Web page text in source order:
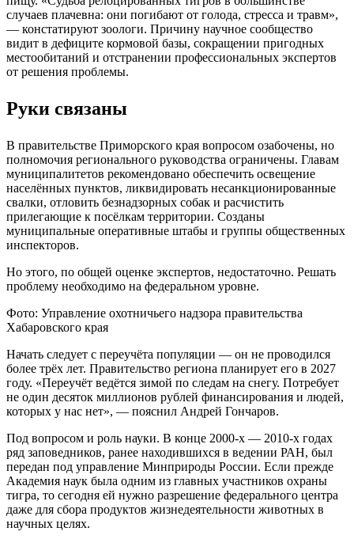
случаев плачевна: они погибают от голода, стресса и травм»,
— констатируют зоологи. Причину научное сообщество
видит в дефиците кормовой базы, сокращении пригодных
местообитаний и отстранении профессиональных экспертов
от решения проблемы.
Руки связаны
В правительстве Приморского края вопросом озабочены, но
полномочия регионального руководства ограничены. Главам
муниципалитетов рекомендовано обеспечить освещение
населённых пунктов, ликвидировать несанкционированные
свалки, отловить безнадзорных собак и расчистить
прилегающие к посёлкам территории. Созданы
муниципальные оперативные штабы и группы общественных
инспекторов.
Но этого, по общей оценке экспертов, недостаточно. Решать
проблему необходимо на федеральном уровне.
Фото: Управление охотничьего надзора правительства
Хабаровского края
Начать следует с переучёта популяции — он не проводился
более трёх лет. Правительство региона планирует его в 2027
году. «Переучёт ведётся зимой по следам на снегу. Потребует
не один десяток миллионов рублей финансирования и людей,
которых у нас нет», — пояснил Андрей Гончаров.
Под вопросом и роль науки. В конце 2000-х — 2010-х годах
ряд заповедников, ранее находившихся в ведении РАН, был
передан под управление Минприроды России. Если прежде
Академия наук была одним из главных участников охраны
тигра, то сегодня ей нужно разрешение федерального центра
даже для сбора продуктов жизнедеятельности животных в
научных целях.